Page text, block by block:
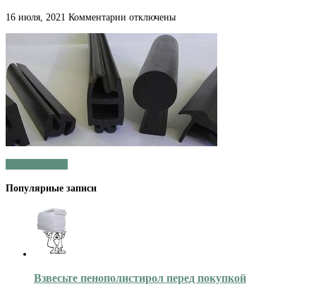
16 июля, 2021 Комментарии к
резиновых
профилей
существуют?
отключены
Популярные записи
Взвесьте пенополистирол перед покупкой